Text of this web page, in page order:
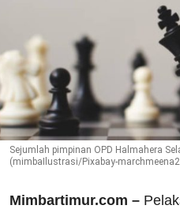
Sejumlah pimpinan OPD Halmahera
(mimbaIlustrasi/Pixabay-
Mimbartimur.com –